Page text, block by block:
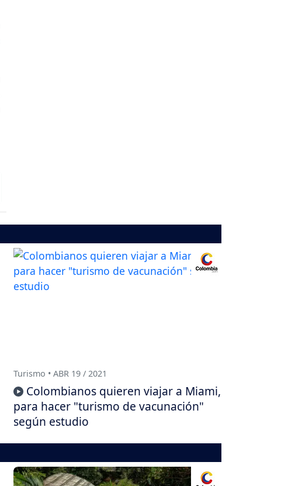
Turismo • ABR 19 / 2021
Colombianos quieren viajar a Miami,
para hacer "turismo de vacunación"
según estudio